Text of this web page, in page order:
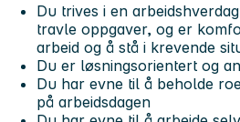
Du trives i en
travle oppgaver, og er
arbeid og å stå i krevende
Du er løsningsorientert og
Du har evne til å beholde
på arbeidsdagen